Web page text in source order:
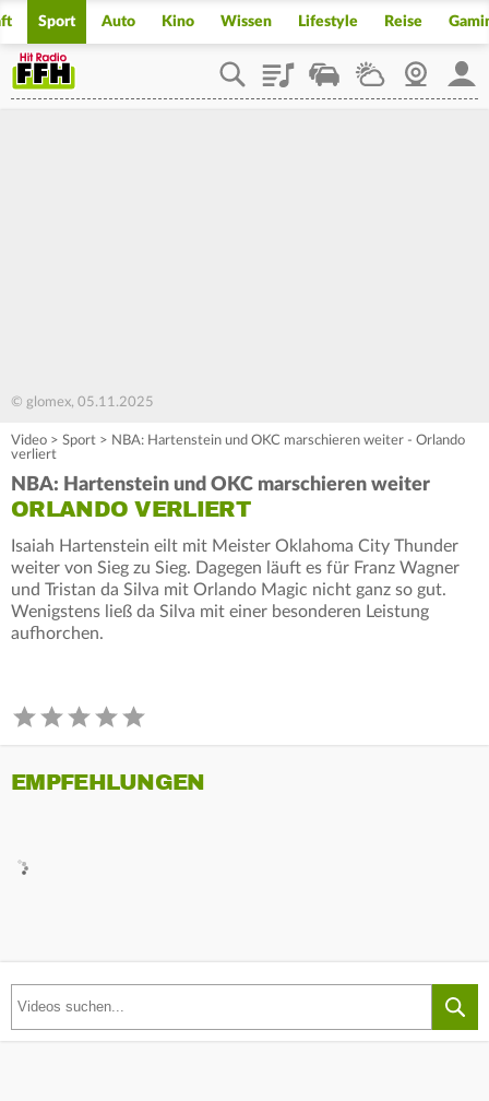
Sport Auto Kino Wissen Lifestyle Reise
PlaylistStaupilotWetterWebcam
© glomex, 05.11.2025
Video > Sport > NBA: Hartenstein und OKC marschieren weiter - Orlando
verliert
NBA: Hartenstein und OKC marschieren weiter
ORLANDO VERLIERT
Isaiah Hartenstein eilt mit Meister Oklahoma City Thunder
weiter von Sieg zu Sieg. Dagegen läuft es für Franz Wagner
und Tristan da Silva mit Orlando Magic nicht ganz so gut.
Wenigstens ließ da Silva mit einer besonderen Leistung
aufhorchen.
EMPFEHLUNGEN